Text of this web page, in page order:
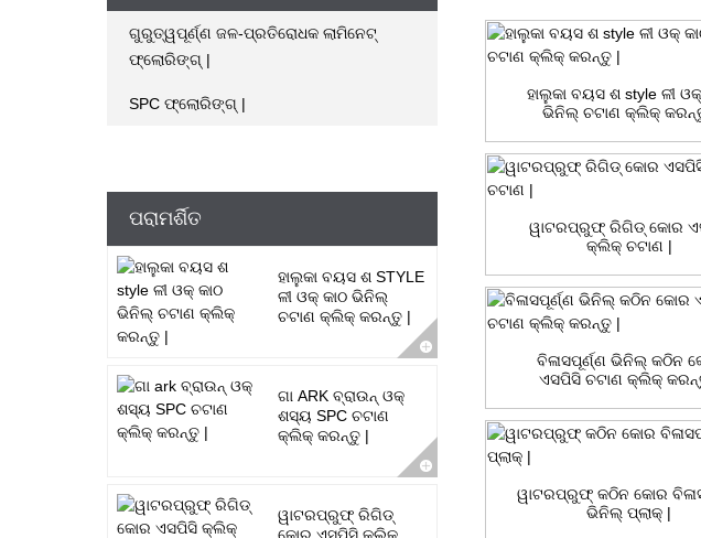
ଗୁରୁତ୍ୱପୂର୍ଣ୍ଣ ଜଳ-ପ୍ରତିରୋଧକ ଲାମିନେଟ୍
ଫ୍ଲୋରିଙ୍ଗ୍ |
SPC ଫ୍ଲୋରିଙ୍ଗ୍ |
ପରାମର୍ଶିତ
ହାଲୁକା ବୟସ ଶ STYLE
ଳୀ ଓକ୍ କାଠ ଭିନିଲ୍
ଚଟାଣ କ୍ଲିକ୍ କରନ୍ତୁ |
ଗା ARK ବ୍ରାଉନ୍ ଓକ୍
ଶସ୍ୟ SPC ଚଟାଣ
କ୍ଲିକ୍ କରନ୍ତୁ |
ୱାଟରପ୍ରୁଫ୍ ରିଗିଡ୍
କୋର ଏସପିସି କ୍ଲିକ୍
ହାଲୁକା ବୟସ ଶ style ଳୀ
ଭିନିଲ୍ ଚଟାଣ କ୍ଲିକ୍
ୱାଟରପ୍ରୁଫ୍ ରିଗିଡ୍ କୋର
କ୍ଲିକ୍ ଚଟାଣ |
ବିଳାସପୂର୍ଣ୍ଣ ଭିନିଲ୍ କଠିନ
ଏସପିସି ଚଟାଣ କ୍ଲିକ୍
ୱାଟରପ୍ରୁଫ୍ କଠିନ କୋର
ଭିନିଲ୍ ପ୍ଲାକ୍ |